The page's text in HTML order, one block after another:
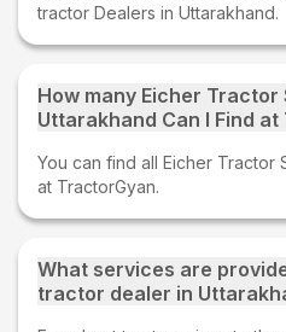
tractor Dealers in Uttarakhand.
How many Eicher Tractor
Uttarakhand Can I Find
You can find all Eicher Tractor
at TractorGyan.
What services are
tractor dealer in